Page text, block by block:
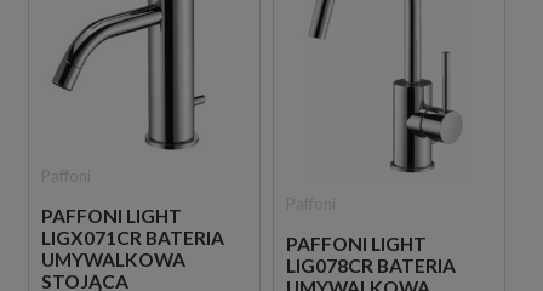
PAFFONI LIGHT
LIGX071CR BATERIA
UMYWALKOWA
STOJĄCA
PAFFONI LIGHT
LIG078CR BATERIA